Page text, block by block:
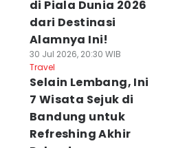
di Piala Dunia 2026
dari Destinasi
Alamnya Ini!
30 Jul 2026, 20:30 WIB
Travel
Selain Lembang, Ini
7 Wisata Sejuk di
Bandung untuk
Refreshing Akhir